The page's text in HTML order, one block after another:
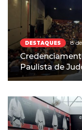
DESTAQUES 8
Paulista de